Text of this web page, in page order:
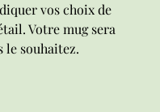
vos choix de
Votre mug sera
le souhaitez.